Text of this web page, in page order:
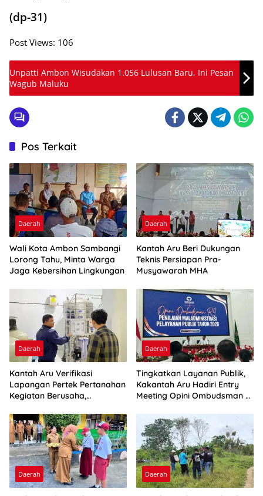
(dp-31)
Post Views: 106
Unpatti Ambon Wisudakan 1.056 Lulusan Baru, Ini Pesan
Wagub Maluku
Pos Terkait
Daerah
Wali Kota Ambon Sambangi
Lorong Tahu, Minta Warga
Jaga Kebersihan Lingkungan
Daerah
Kantah Aru Beri Dukungan
Teknis Persiapan Pra-
Musyawarah MHA
Daerah
Kantah Aru Verifikasi
Lapangan Pertek Pertanahan
Kegiatan Berusaha,
Daerah
Tingkatkan Layanan Publik,
Kakantah Aru Hadiri Entry
Meeting Opini Ombudsman RI
Daerah Daerah